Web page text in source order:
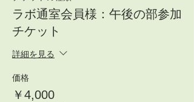
ラボ通室会員様：午後の部参加
チケット
詳細を見る
価格
￥4,000